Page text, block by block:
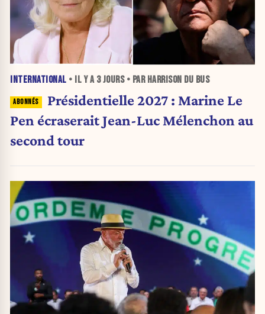
INTERNATIONAL • IL Y A 3 JOURS• PAR HARRISON DU BUS
Présidentielle 2027 : Marine Le
Pen écraserait Jean-Luc Mélenchon au
second tour